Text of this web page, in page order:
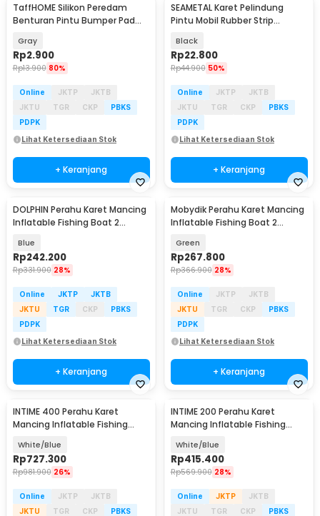
TaffHOME Silikon Peredam
Benturan Pintu Bumper Pad
Gray
Rp2.900
Rp13.900 80%
Online JKTP
JKTB
JKTU
TGR CKP
PBKS
PDPK
Lihat Ketersediaan Stok
+ Keranjang
SEAMETAL Karet Pelindung
Pintu Mobil Rubber Strip
Black
Rp22.800
Rp44.900 50%
Online JKTP
JKTB
JKTU
TGR CKP
PBKS
PDPK
Lihat Ketersediaan Stok
+ Keranjang
DOLPHIN Perahu Karet Mancing
Inflatable Fishing Boat 2
Blue
Rp242.200
Rp331.900 28%
Online JKTP
JKTB
JKTU
TGR CKP
PBKS
PDPK
Lihat Ketersediaan Stok
+ Keranjang
Mobydik Perahu Karet Mancing
Inflatable Fishing Boat 2
Green
Rp267.800
Rp366.900 28%
Online JKTP
JKTB
JKTU
TGR CKP
PBKS
PDPK
Lihat Ketersediaan Stok
+ Keranjang
INTIME 400 Perahu Karet
Mancing Inflatable Fishing
White/Blue
Rp727.300
Rp981.900 26%
Online JKTP
JKTB
JKTU
TGR CKP
PBKS
INTIME 200 Perahu Karet
Mancing Inflatable Fishing
White/Blue
Rp415.400
Rp569.900 28%
Online JKTP
JKTB
JKTU
TGR CKP
PBKS